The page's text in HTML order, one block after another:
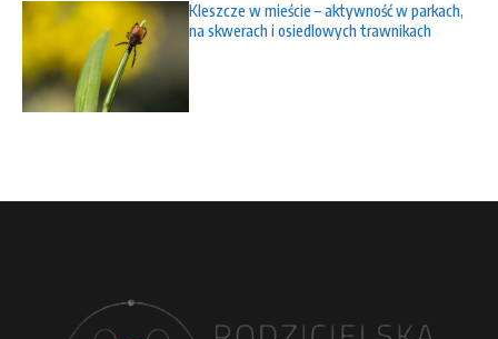
Kleszcze w mieście – aktywność w parkach,
na skwerach i osiedlowych trawnikach